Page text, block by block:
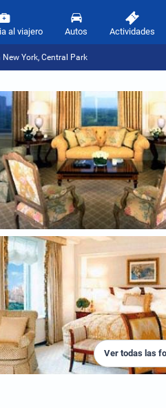
al viajero Autos Actividades
York, Central Park
Ver todas las